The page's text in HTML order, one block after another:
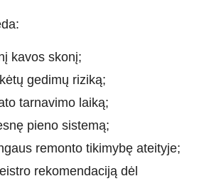
kavos skonį;
gedimų riziką;
tarnavimo laiką;
pieno sistemą;
remonto tikimybę ateityje;
rekomendaciją dėl